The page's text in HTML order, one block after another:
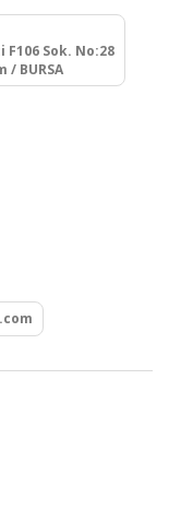
Sok. No:28